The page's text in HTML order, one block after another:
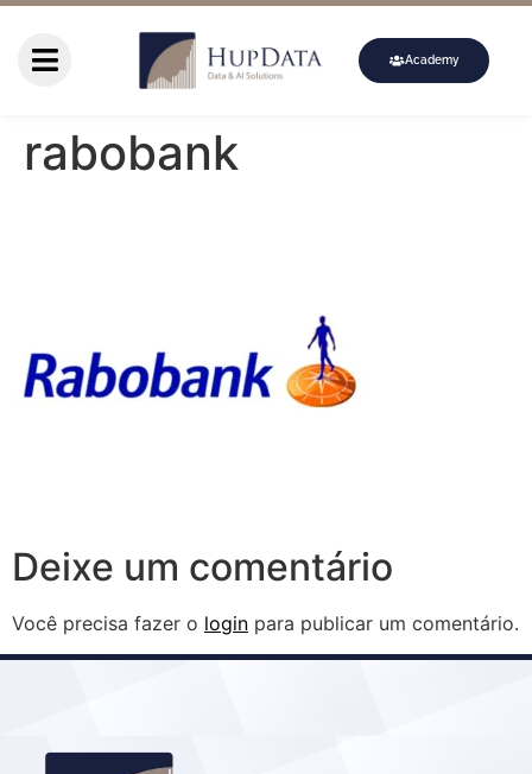
Academy
rabobank
Deixe um comentário
Você precisa fazer o login para publicar um comentário.